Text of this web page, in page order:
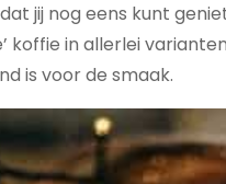
jij nog eens kunt
koffie in allerlei
is voor de smaak.